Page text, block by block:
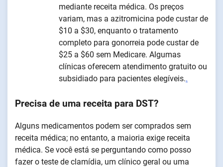
mediante receita médica. Os preços
variam, mas a azitromicina pode custar de
$10 a $30, enquanto o tratamento
completo para gonorreia pode custar de
$25 a $60 sem Medicare. Algumas
clínicas oferecem atendimento gratuito ou
subsidiado para pacientes elegíveis..
Precisa de uma receita para DST?
Alguns medicamentos podem ser comprados sem
receita médica; no entanto, a maioria exige receita
médica. Se você está se perguntando como posso
fazer o teste de clamídia, um clínico geral ou uma